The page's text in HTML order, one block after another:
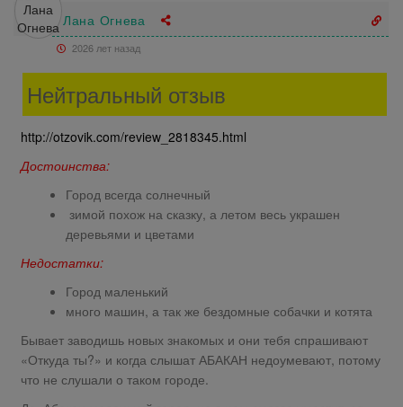
Лана Огнева
2026 лет назад
Нейтральный отзыв
http://otzovik.com/review_2818345.html
Достоинства:
Город всегда солнечный
зимой похож на сказку, а летом весь украшен
деревьями и цветами
Недостатки:
Город маленький
много машин, а так же бездомные собачки и котята
Бывает заводишь новых знакомых и они тебя спрашивают
«Откуда ты?» и когда слышат АБАКАН недоумевают, потому
что не слушали о таком городе.